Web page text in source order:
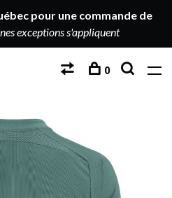
pour une commande de
exceptions s'appliquent
0